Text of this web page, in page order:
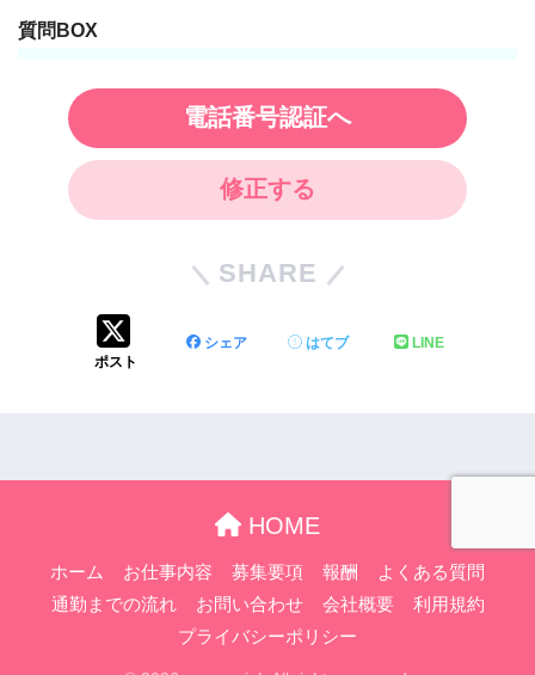
質問BOX
電話番号認証へ
修正する
SHARE
ポスト
シェア はてブ LINE
HOME
ホーム お仕事内容 募集要項 報酬
よくある質問
通勤までの流れ
お問い合わせ 会社概要
利用規約
プライバシーポリシー